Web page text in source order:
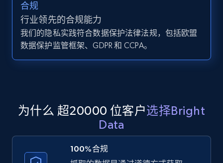
IsListingClaimedByCurrentSignedInUser,
IsCurrentSignedInAgentResponsible, Bedrooms,
and more.
12K+ 1.3K+ 注册使用
LinkedIn posts
URL, ID, User id, Use url, Title, Headline, Post
11.3K+ 1.5K+ 注册使用
合规
行业领先的合规能力
我们的隐私实践符合数据保护法律法规，包括欧盟
数据保护监管框架、GDPR 和 CCPA。
为什么 超20000 位客户选择Bright
Data
100%合规